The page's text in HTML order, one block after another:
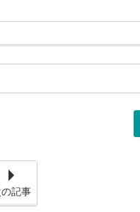
「【会社
の記事